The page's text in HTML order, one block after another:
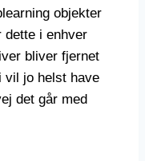
objekter
dette i enhver
bliver fjernet
vil jo helst have
det går med